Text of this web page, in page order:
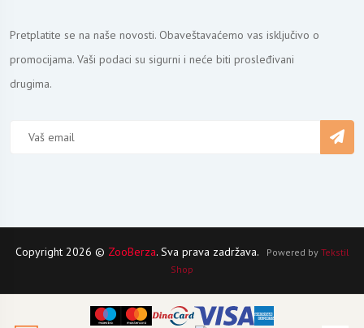
Pretplatite se na naše novosti. Obaveštavaćemo vas isključivo o
promocijama. Vaši podaci su sigurni i neće biti prosleđivani
drugima.
Copyright 2026 © ZooBerza. Sva prava zadržava. Powered by Tekstil
Shop